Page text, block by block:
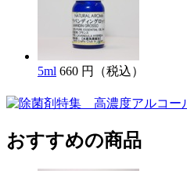
5ml 660 円（税込）
おすすめの商品